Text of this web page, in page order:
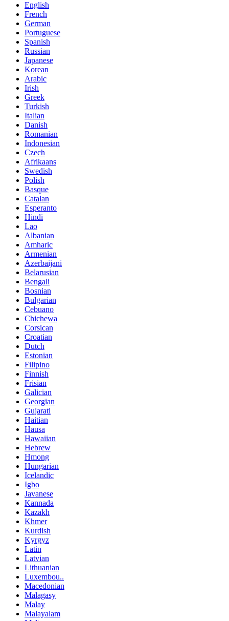
English
French
German
Portuguese
Spanish
Russian
Japanese
Korean
Arabic
Irish
Greek
Turkish
Italian
Danish
Romanian
Indonesian
Czech
Afrikaans
Swedish
Polish
Basque
Catalan
Esperanto
Hindi
Lao
Albanian
Amharic
Armenian
Azerbaijani
Belarusian
Bengali
Bosnian
Bulgarian
Cebuano
Chichewa
Corsican
Croatian
Dutch
Estonian
Filipino
Finnish
Frisian
Galician
Georgian
Gujarati
Haitian
Hausa
Hawaiian
Hebrew
Hmong
Hungarian
Icelandic
Igbo
Javanese
Kannada
Kazakh
Khmer
Kurdish
Kyrgyz
Latin
Latvian
Lithuanian
Luxembou..
Macedonian
Malagasy
Malay
Malayalam